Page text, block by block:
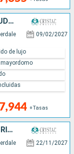
ESTADOS UNIDOS, ANTIGUA Y BARBUDA, FRANCIA, PUERTO RICO, REPÚBLICA DOMINICANA, JAMAICA, ISLAS CAIMÁN
09/02/2027
+Tasas
de lujo
mayordomo
MÉXICO, BELICE, HONDURAS, COSTA RICA, PANAMÁ, COLOMBIA, ARUBA, SANTA LUCIA, PUERTO RICO, DOMINICA, ANTIGUA Y BARBUDA, FRANCIA, ESTADOS UNIDOS
22/11/2027